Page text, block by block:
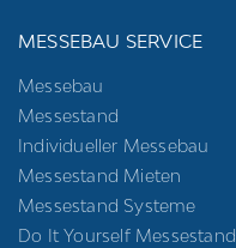
MESSEBAU SERVICE
Messebau
Messestand
Individueller Messebau
Messestand Mieten
Messestand Systeme
Do It Yourself Messestand